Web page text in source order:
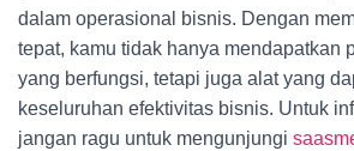
dalam operasional bisnis. Dengan
tepat, kamu tidak hanya mendapatkan
yang berfungsi, tetapi juga alat yang
keseluruhan efektivitas bisnis. Untuk
jangan ragu untuk mengunjungi